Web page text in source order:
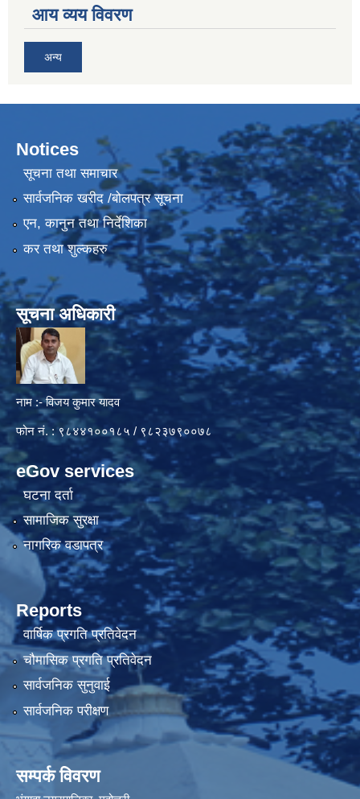
आय व्यय विवरण
अन्य
Notices
सूचना तथा समाचार
सार्वजनिक खरीद /बोलपत्र सूचना
एन, कानुन तथा निर्देशिका
कर तथा शुल्कहरु
सूचना अधिकारी
नाम :- विजय कुमार यादव
फोन नं. : ९८४४१००१८५ / ९८२३७९००७८
eGov services
घटना दर्ता
सामाजिक सुरक्षा
नागरिक वडापत्र
Reports
वार्षिक प्रगति प्रतिवेदन
चौमासिक प्रगति प्रतिवेदन
सार्वजनिक सुनुवाई
सार्वजनिक परीक्षण
सम्पर्क विवरण